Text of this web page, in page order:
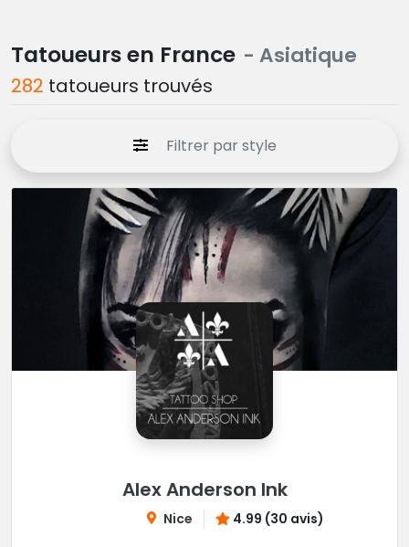
Tatoueurs en France - Asiatique
282 tatoueurs trouvés
Filtrer par style
Alex Anderson Ink
Nice 4.99 (30 avis)